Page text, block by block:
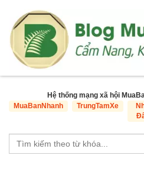
Hệ thống mạng xã hội
MuaBanNhanh
TrungTamXe